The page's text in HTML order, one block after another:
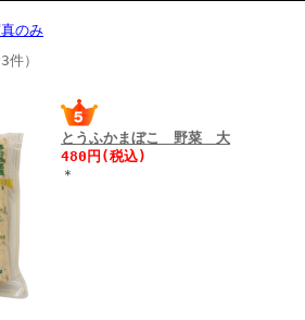
のみ
）
とうふかまぼこ 野菜 大
480円(税込)
＊